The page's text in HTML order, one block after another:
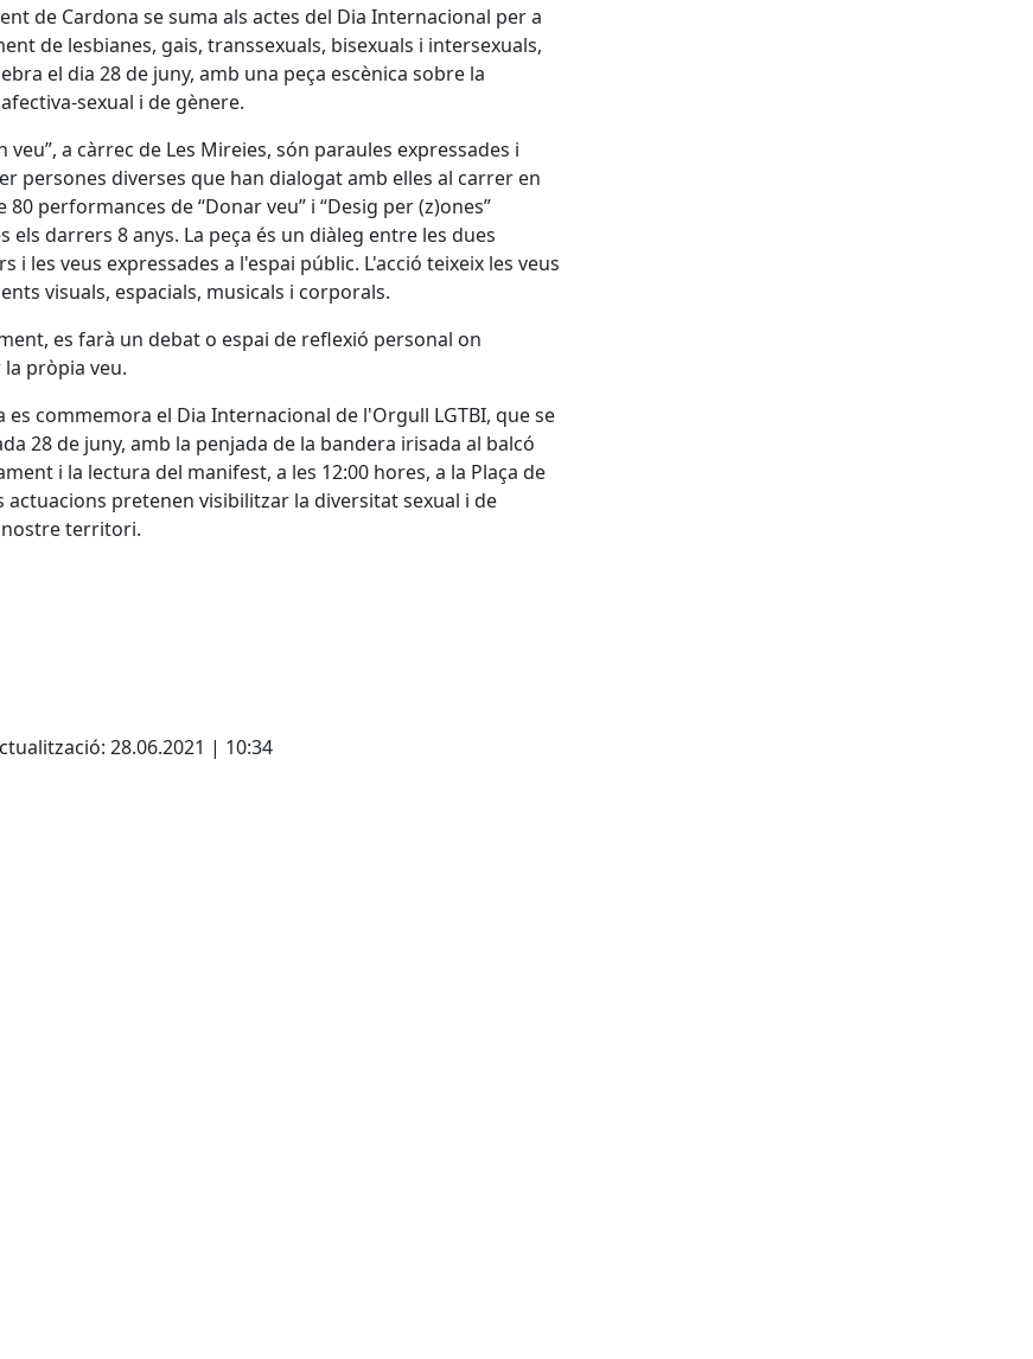
de Cardona se suma als actes del Dia Internacional per a
de lesbianes, gais, transsexuals, bisexuals i intersexuals,
el dia 28 de juny, amb una peça escènica sobre la
sexual i de gènere.
veu”, a càrrec de Les Mireies, són paraules expressades i
persones diverses que han dialogat amb elles al carrer en
80 performances de “Donar veu” i “Desig per (z)ones”
els darrers 8 anys. La peça és un diàleg entre les dues
i les veus expressades a l'espai públic. L'acció teixeix les veus
visuals, espacials, musicals i corporals.
es farà un debat o espai de reflexió personal on
pròpia veu.
es commemora el Dia Internacional de l'Orgull LGTBI, que se
28 de juny, amb la penjada de la bandera irisada al balcó
i la lectura del manifest, a les 12:00 hores, a la Plaça de
actuacions pretenen visibilitzar la diversitat sexual i de
territori.
28.06.2021 | 10:34